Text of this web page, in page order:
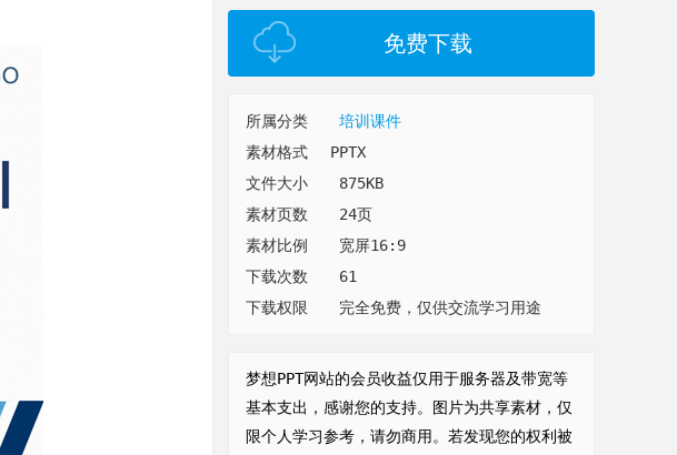
免费下载
所属分类
培训课件
素材格式
PPTX
文件大小
875KB
素材页数
24页
素材比例
宽屏16:9
下载次数
61
下载权限
完全免费，仅供交流学习用途
梦想PPT网站的会员收益仅用于服务器及带宽等
基本支出，感谢您的支持。图片为共享素材，仅
限个人学习参考，请勿商用。若发现您的权利被